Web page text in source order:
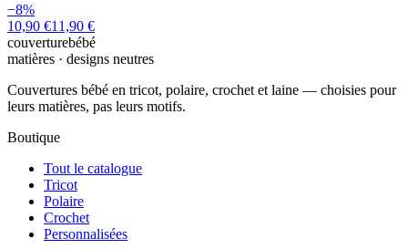
−8%
10,90 €11,90 €
couverturebébé
matières · designs neutres
Couvertures bébé en tricot, polaire, crochet et laine — choisies pour
leurs matières, pas leurs motifs.
Boutique
Tout le catalogue
Tricot
Polaire
Crochet
Personnalisées